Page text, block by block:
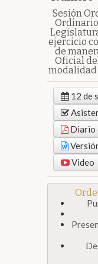
Sesión
Ordinario
ejercicio
de
Oficial
modalidad
12 de
Diario
Video